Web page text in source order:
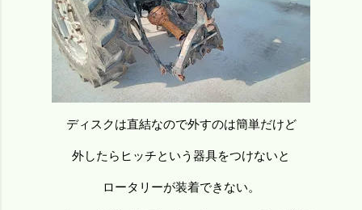
ディスクは直結なので外すのは簡単だけど
外したらヒッチという器具をつけないと
ロータリーが装着できない。